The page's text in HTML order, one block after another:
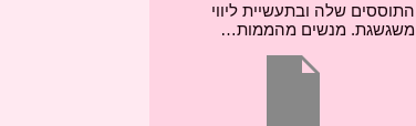
התוססים שלה ובתעשיית ליווי
משגשגת. מנשים מהממות…